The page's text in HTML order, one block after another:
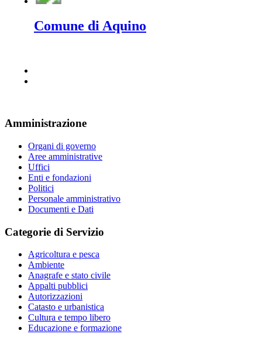
Comune di Aquino
Amministrazione
Organi di governo
Aree amministrative
Uffici
Enti e fondazioni
Politici
Personale amministrativo
Documenti e Dati
Categorie di Servizio
Agricoltura e pesca
Ambiente
Anagrafe e stato civile
Appalti pubblici
Autorizzazioni
Catasto e urbanistica
Cultura e tempo libero
Educazione e formazione